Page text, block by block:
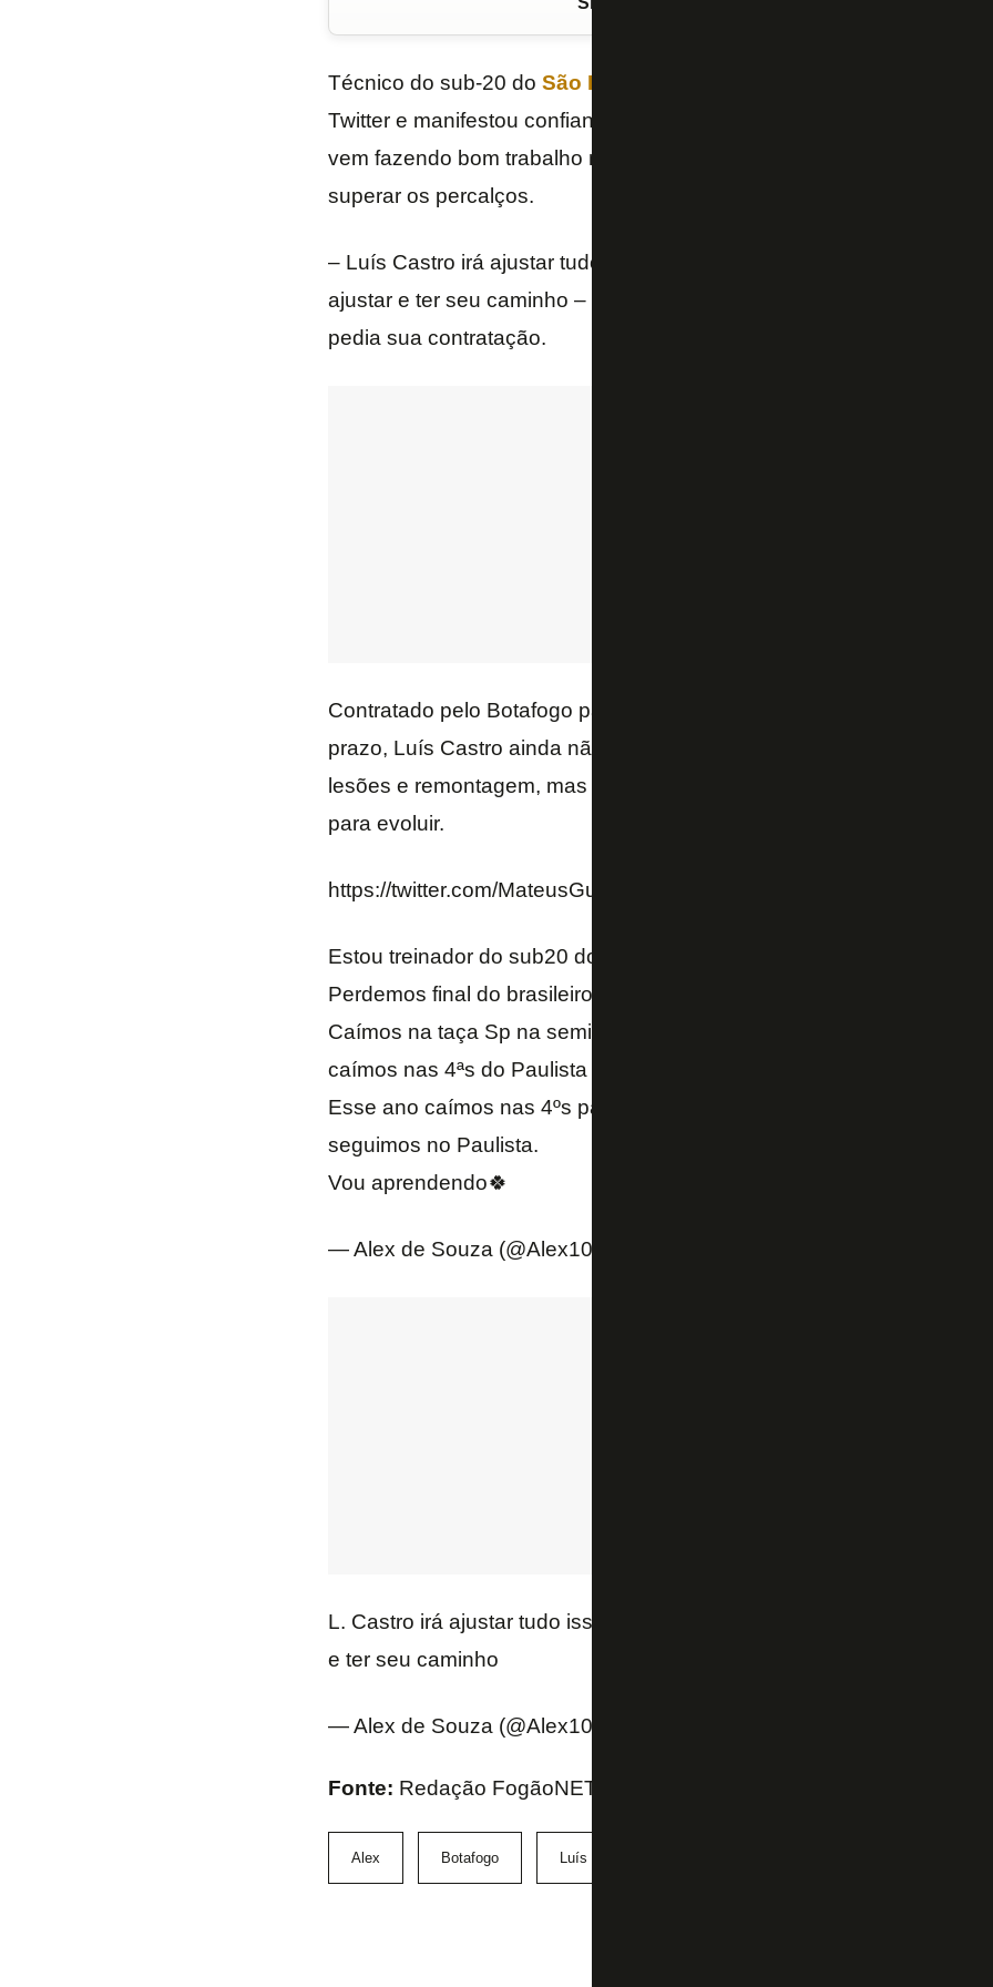
Técnico do sub-20 do São Paulo
Twitter e manifestou confiança em
vem fazendo bom trabalho na base, acredita que o treinador
superar os percalços.
– Luís Castro irá ajustar tudo isso. É um clube que enfrenta uma
ajustar e ter seu caminho – escreveu Alex, no Twitter, respondendo a
pedia sua contratação.
Contratado pelo Botafogo para o atual Campeonato Brasileiro e para
prazo, Luís Castro ainda não conseguiu dar uma estabilidade à
lesões e remontagem, mas teve reforços e conta com semanas
para evoluir.
https://twitter.com/MateusGuiaA/status/1564289007248351232
Estou treinador do sub20 do São Paulo desde abril de 21.
Perdemos final do brasileiro de 21 p/ o Inter.
Caímos na taça Sp na semifinal para o Palmeiras.
caímos nas 4ªs do Paulista nos penais.
Esse ano caímos nas 4ºs para o Cap no brasileiro.
seguimos no Paulista.
Vou aprendendo🍀
— Alex de Souza (@Alex10)
L. Castro irá ajustar tudo isso. É um clube q enfrenta uma transição
e ter seu caminho
— Alex de Souza (@Alex10)
Fonte: Redação FogãoNET e Twitter Guia Alvinegro
Alex Botafogo Luís Castro